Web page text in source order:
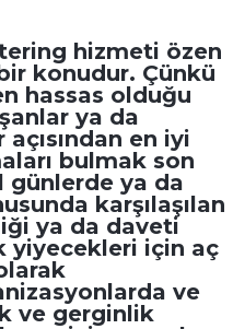
hizmeti özen
konudur. Çünkü
hassas olduğu
ya da
en iyi
bulmak son
günlerde ya da
karşılaşılan
ya da daveti
yiyecekleri için aç
ve
ve gerginlik